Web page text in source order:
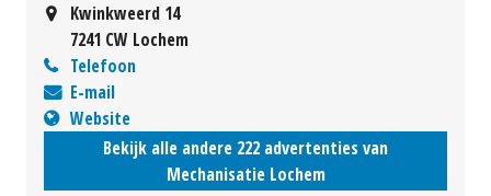
Kwinkweerd 14
7241 CW Lochem
Telefoon
E-mail
Website
Bekijk alle andere 222 advertenties van
Mechanisatie Lochem